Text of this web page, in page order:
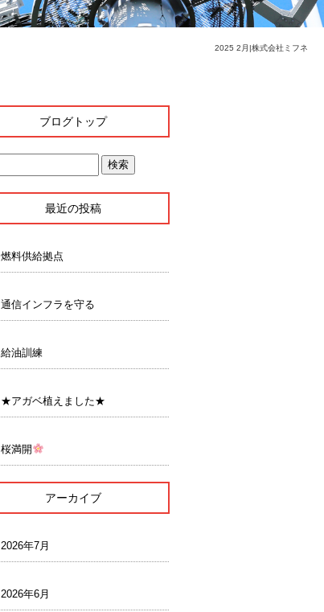
2025 2月|株式会社ミフネ
ブログトップ
最近の投稿
燃料供給拠点
通信インフラを守る
給油訓練
★アガベ植えました★
桜満開
アーカイブ
2026年7月
2026年6月